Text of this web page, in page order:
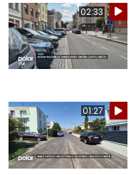
02:33
01:27